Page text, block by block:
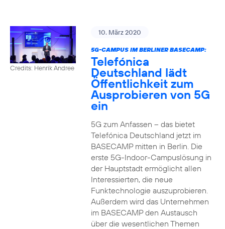
Credits: Henrik Andree
10. März 2020
5G-CAMPUS IM BERLINER BASECAMP:
Telefónica
Deutschland lädt
Öffentlichkeit zum
Ausprobieren von 5G
ein
5G zum Anfassen – das bietet
Telefónica Deutschland jetzt im
BASECAMP mitten in Berlin. Die
erste 5G-Indoor-Campuslösung in
der Hauptstadt ermöglicht allen
Interessierten, die neue
Funktechnologie auszuprobieren.
Außerdem wird das Unternehmen
im BASECAMP den Austausch
über die wesentlichen Themen